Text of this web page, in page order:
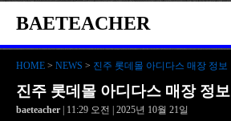
BAETEACHER
HOME > NEWS > 진주 롯데몰 아디다스 매장 정보
진주 롯데몰 아디다스 매장 정보
baeteacher | 11:29 오전 | 2025년 10월 21일